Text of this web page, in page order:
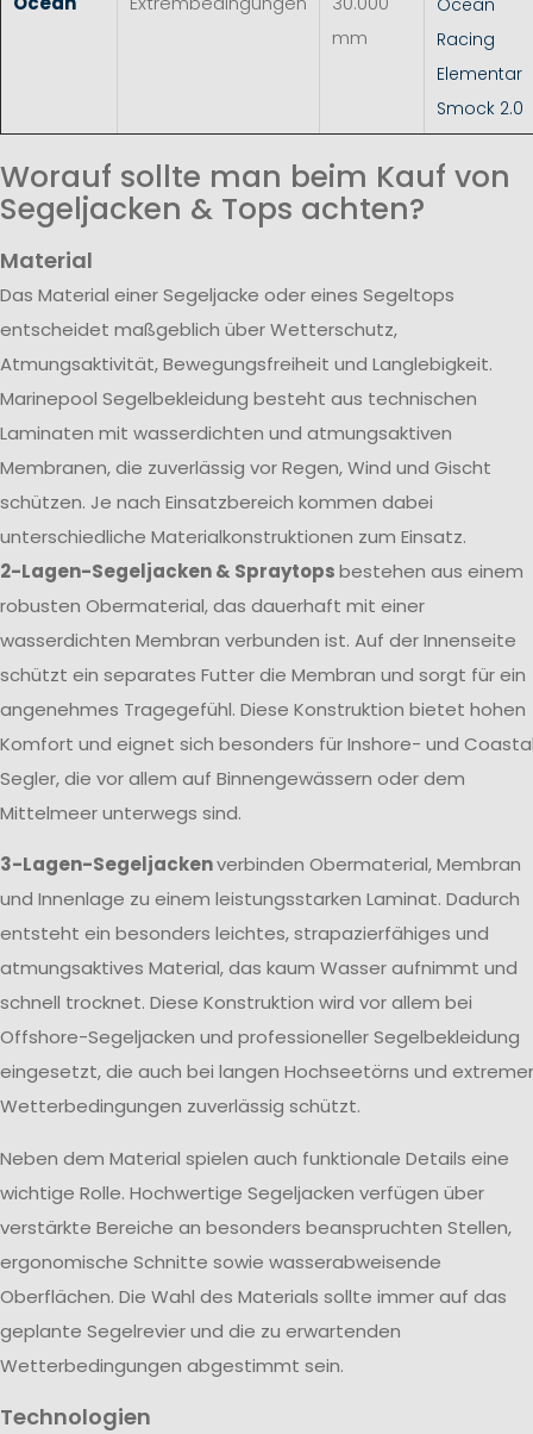
mm
Ocean
Racing
Elementar
Smock 2.0
Worauf sollte man beim Kauf von
Segeljacken & Tops achten?
Material
Das Material einer Segeljacke oder eines Segeltops
entscheidet maßgeblich über Wetterschutz,
Atmungsaktivität, Bewegungsfreiheit und Langlebigkeit.
Marinepool Segelbekleidung besteht aus technischen
Laminaten mit wasserdichten und atmungsaktiven
Membranen, die zuverlässig vor Regen, Wind und Gischt
schützen. Je nach Einsatzbereich kommen dabei
unterschiedliche Materialkonstruktionen zum Einsatz.
2-Lagen-Segeljacken & Spraytopsbestehen aus einem
robusten Obermaterial, das dauerhaft mit einer
wasserdichten Membran verbunden ist. Auf der Innenseite
schützt ein separates Futter die Membran und sorgt für ein
angenehmes Tragegefühl. Diese Konstruktion bietet hohen
Komfort und eignet sich besonders für Inshore- und
Segler, die vor allem auf Binnengewässern oder dem
Mittelmeer unterwegs sind.
3-Lagen-Segeljackenverbinden Obermaterial, Membran
und Innenlage zu einem leistungsstarken Laminat. Dadurch
entsteht ein besonders leichtes, strapazierfähiges und
atmungsaktives Material, das kaum Wasser aufnimmt und
schnell trocknet. Diese Konstruktion wird vor allem bei
Offshore-Segeljacken und professioneller Segelbekleidung
eingesetzt, die auch bei langen Hochseetörns und
Wetterbedingungen zuverlässig schützt.
Neben dem Material spielen auch funktionale Details eine
wichtige Rolle. Hochwertige Segeljacken verfügen über
verstärkte Bereiche an besonders beanspruchten Stellen,
ergonomische Schnitte sowie wasserabweisende
Oberflächen. Die Wahl des Materials sollte immer auf das
geplante Segelrevier und die zu erwartenden
Wetterbedingungen abgestimmt sein.
Technologien